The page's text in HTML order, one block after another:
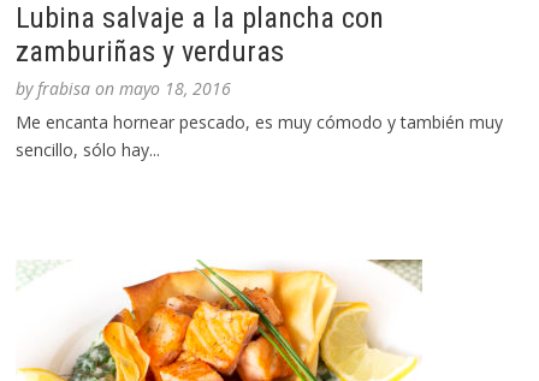
Lubina salvaje a la plancha con
zamburiñas y verduras
byfrabisa onmayo 18, 2016
Me encanta hornear pescado, es muy cómodo y también muy
sencillo, sólo hay...